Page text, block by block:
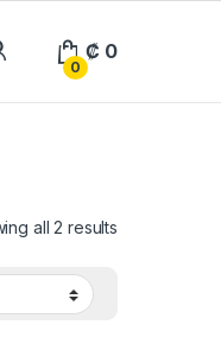
0
₡ 0
all 2 results